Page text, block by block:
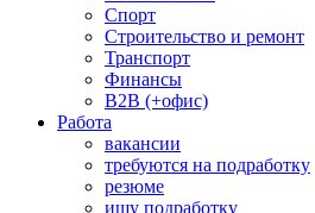
Спорт
Строительство и ремонт
Транспорт
Финансы
B2B (+офис)
Работа
вакансии
требуются на подработку
резюме
ищу подработку